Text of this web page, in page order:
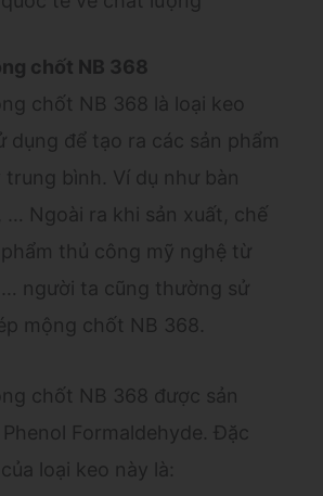
chốt NB 368
chốt NB 368 là loại keo
dụng để tạo ra các sản phẩm
bình. Ví dụ như bàn
… Ngoài ra khi sản xuất, chế
thủ công mỹ nghệ từ
người ta cũng thường sử
mộng chốt NB 368.
chốt NB 368 được sản
Formaldehyde. Đặc
loại keo này là: